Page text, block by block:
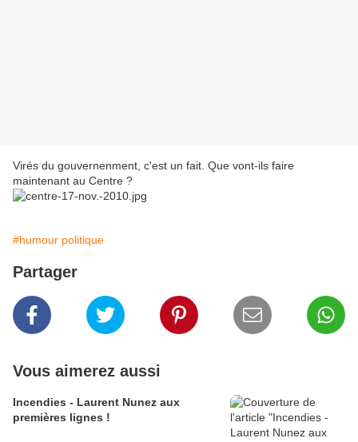
Virés du gouvernenment, c'est un fait. Que vont-ils faire
maintenant au Centre ?
#humour politique
Partager
Vous aimerez aussi
Incendies - Laurent Nunez aux
premières lignes !